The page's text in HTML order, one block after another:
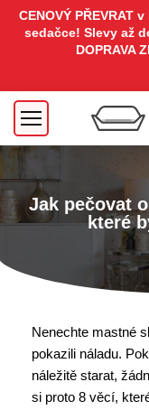
CENOVÝ PŘEVRAT
sedačce! Slevy až
DOPRAVA
Jak pečovat
které
Nenechte mastné
pokazili náladu.
náležitě starat,
si proto 8 věcí,